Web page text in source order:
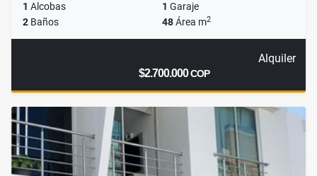
1 Alcobas 1 Garaje
2 Baños 48Área m2
Alquiler
$2.700.000COP